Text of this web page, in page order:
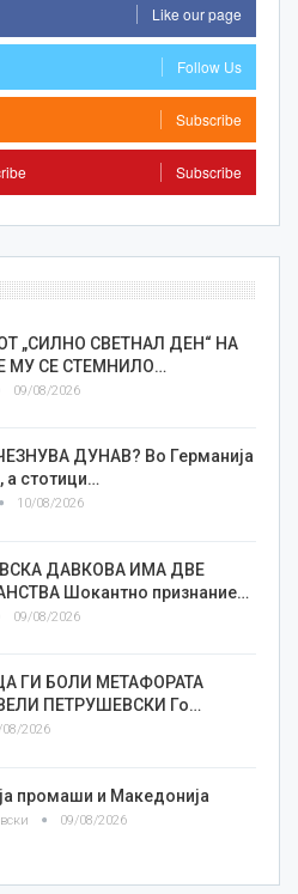
Like our page
Follow Us
Subscribe
Subscribe
„СИЛНО СВЕТНАЛ ДЕН“ НА
МУ СЕ СТЕМНИЛО…
09/08/2026
ДУНАВ? Во Германија
а стотици…
10/08/2026
ДАВКОВА ИМА ДВЕ
Шокантно признание…
09/08/2026
ГИ БОЛИ МЕТАФОРАТА
ВЕЛИ ПЕТРУШЕВСКИ Го…
08/2026
промаши и Македонија
09/08/2026